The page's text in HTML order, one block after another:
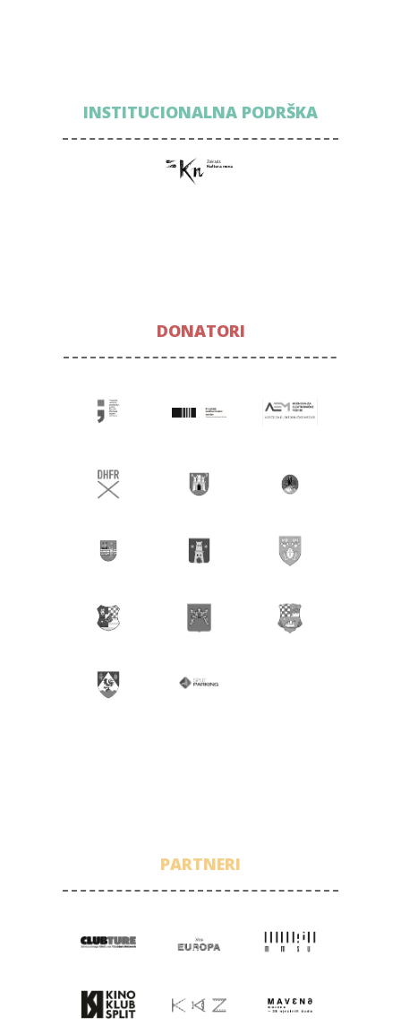
INSTITUCIONALNA PODRŠKA
DONATORI
PARTNERI